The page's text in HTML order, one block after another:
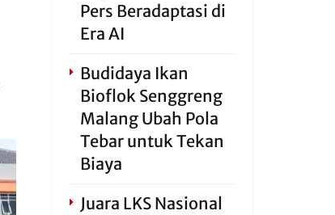
Pers Beradaptasi di
Era AI
Budidaya Ikan
Bioflok Senggreng
Malang Ubah Pola
Tebar untuk Tekan
Biaya
Juara LKS Nasional